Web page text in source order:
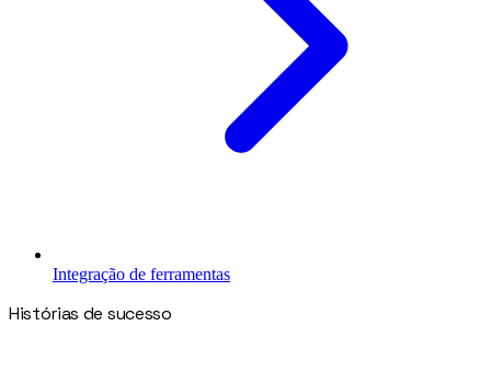
Integração de ferramentas
Histórias de sucesso